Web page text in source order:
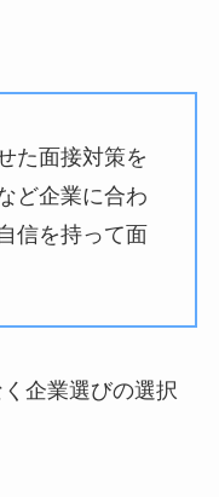
た面接対策を
ど企業に合わ
信を持って面
企業選びの選択